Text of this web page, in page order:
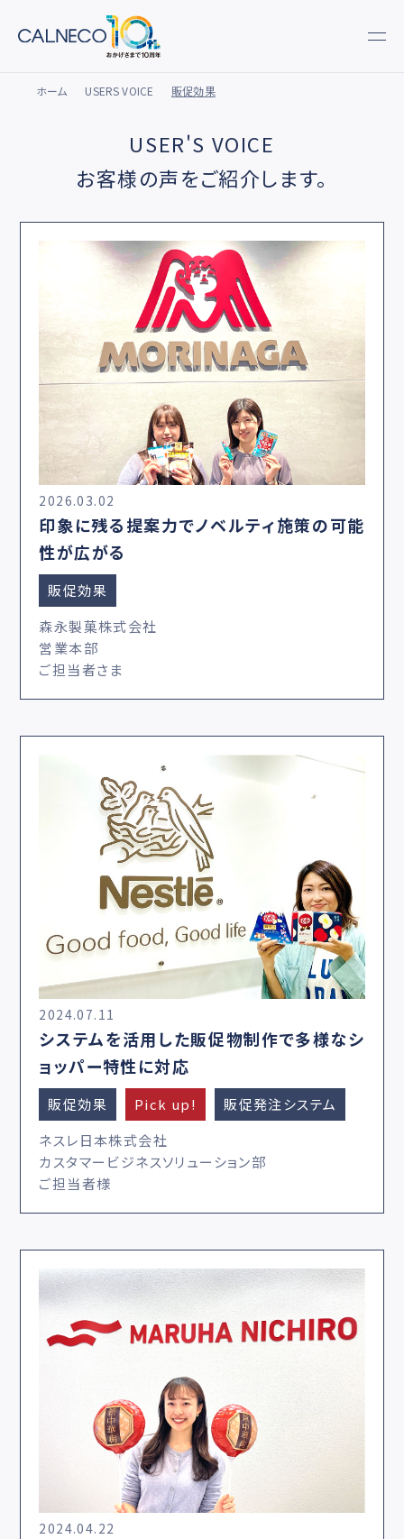
ホーム USERS VOICE 販促効果
USER'S VOICE
お客様の声をご紹介します。
2026.03.02
印象に残る提案力でノベルティ施策の可能
性が広がる
販促効果
森永製菓株式会社
営業本部
ご担当者さま
2024.07.11
システムを活用した販促物制作で多様なシ
ョッパー特性に対応
販促効果 Pick up!
販促発注システム
ネスレ日本株式会社
カスタマービジネスソリューション部
ご担当者様
2024.04.22